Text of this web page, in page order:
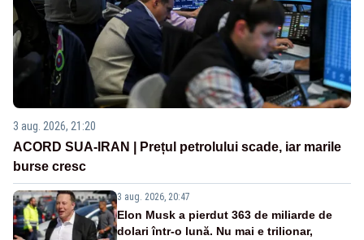
3 aug. 2026, 21:20
ACORD SUA-IRAN | Prețul petrolului scade, iar marile
burse cresc
3 aug. 2026, 20:47
Elon Musk a pierdut 363 de miliarde de
dolari într-o lună. Nu mai e trilionar,